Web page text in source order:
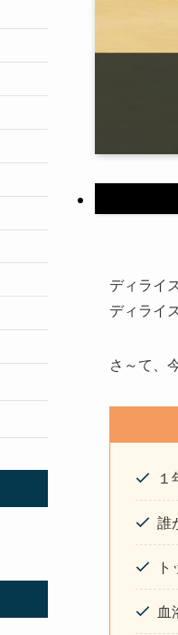
ディライ
ディライ
さ～て、
誰
血